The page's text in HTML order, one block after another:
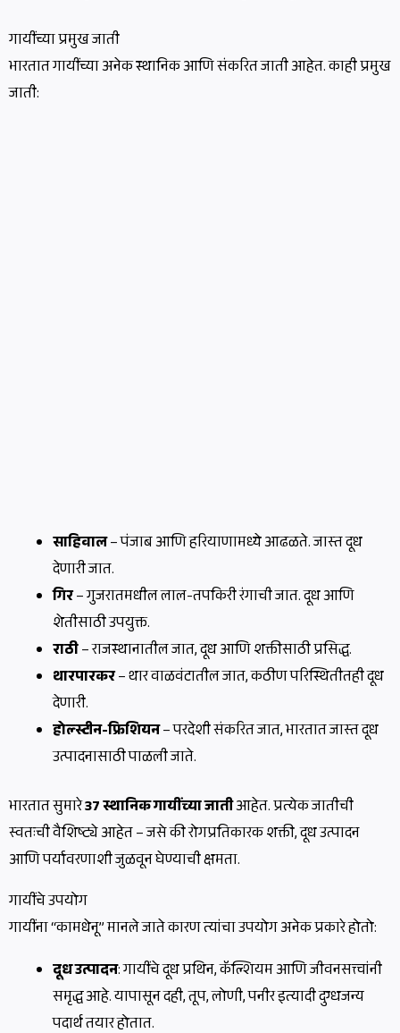
गायींच्या प्रमुख जाती
भारतात गायींच्या अनेक स्थानिक आणि संकरित जाती आहेत. काही प्रमुख
जाती:
साहिवाल– पंजाब आणि हरियाणामध्ये आढळते. जास्त दूध
देणारी जात.
गिर– गुजरातमधील लाल-तपकिरी रंगाची जात. दूध आणि
शेतीसाठी उपयुक्त.
राठी– राजस्थानातील जात, दूध आणि शक्तीसाठी प्रसिद्ध.
थारपारकर– थार वाळवंटातील जात, कठीण परिस्थितीतही दूध
देणारी.
होल्स्टीन-फ्रिशियन– परदेशी संकरित जात, भारतात जास्त दूध
उत्पादनासाठी पाळली जाते.
भारतात सुमारे37 स्थानिक गायींच्या जातीआहेत. प्रत्येक जातीची
स्वतःची वैशिष्ट्ये आहेत – जसे की रोगप्रतिकारक शक्ती, दूध उत्पादन
आणि पर्यावरणाशी जुळवून घेण्याची क्षमता.
गायींचे उपयोग
गायींना “कामधेनू” मानले जाते कारण त्यांचा उपयोग अनेक प्रकारे होतो:
दूध उत्पादन: गायींचे दूध प्रथिन, कॅल्शियम आणि जीवनसत्त्वांनी
समृद्ध आहे. यापासून दही, तूप, लोणी, पनीर इत्यादी दुग्धजन्य
पदार्थ तयार होतात.